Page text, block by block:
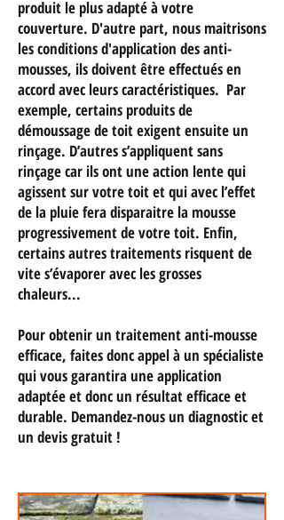
produit le plus adapté à votre
couverture. D'autre part, nous maitrisons
les conditions d'application des anti-
mousses, ils doivent être effectués en
accord avec leurs caractéristiques. Par
exemple, certains produits de
démoussage de toit exigent ensuite un
rinçage. D’autres s’appliquent sans
rinçage car ils ont une action lente qui
agissent sur votre toit et qui avec l’effet
de la pluie fera disparaitre la mousse
progressivement de votre toit. Enfin,
certains autres traitements risquent de
vite s’évaporer avec les grosses
chaleurs...
Pour obtenir un traitement anti-mousse
efficace, faites donc appel à un spécialiste
qui vous garantira une application
adaptée et donc un résultat efficace et
durable. Demandez-nous un diagnostic et
un devis gratuit !